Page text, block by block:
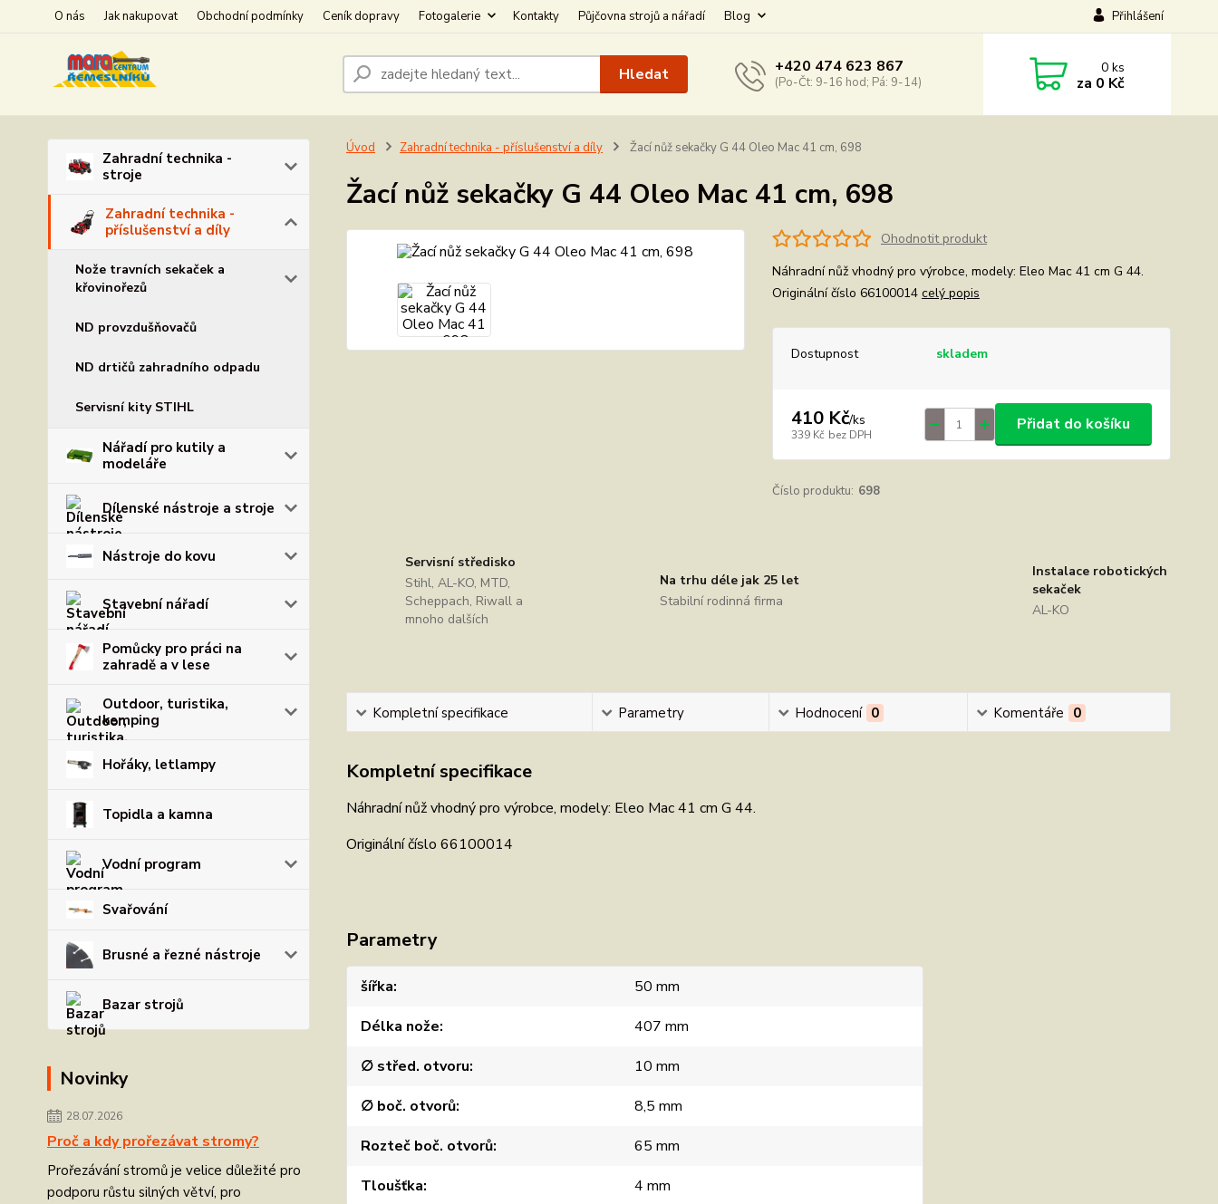
O nás Jak nakupovat Obchodní podmínky Ceník dopravy Fotogalerie Kontakty Půjčovna strojů a nářadí Blog Přihlášení
Hledat +420 474 623 867
(Po-Čt: 9-16 hod; Pá: 9-14)
0ks
za 0 Kč
Zahradní technika -
stroje
Zahradní technika -
příslušenství a díly
Nože travních sekaček a
křovinořezů
ND provzdušňovačů
ND drtičů zahradního odpadu
Servisní kity STIHL
Nářadí pro kutily a
modeláře
Dílenské nástroje a stroje
Nástroje do kovu
Stavební nářadí
Pomůcky pro práci na
zahradě a v lese
Outdoor, turistika,
kemping
Hořáky, letlampy
Topidla a kamna
Vodní program
Svařování
Brusné a řezné nástroje
Bazar strojů
Novinky
28.07.2026
Proč a kdy prořezávat stromy?
Prořezávání stromů je velice důležité pro
podporu růstu silných větví, pro
Úvod Zahradní technika - příslušenství a díly Žací nůž sekačky G 44 Oleo Mac 41 cm, 698
Žací nůž sekačky G 44 Oleo Mac 41 cm, 698
Ohodnotit produkt
Náhradní nůž vhodný pro výrobce, modely: Eleo Mac 41 cm G 44.
Originální číslo 66100014 celý popis
Dostupnost skladem
410 Kč/ks
339 Kč bez DPH
Přidat do košíku
Číslo produktu: 698
Servisní středisko
Stihl, AL-KO, MTD,
Scheppach, Riwall a
mnoho dalších
Na trhu déle jak 25 let
Stabilní rodinná firma
Instalace robotických
sekaček
AL-KO
Kompletní specifikace Parametry Hodnocení 0 Komentáře 0
Kompletní specifikace
Náhradní nůž vhodný pro výrobce, modely: Eleo Mac 41 cm G 44.
Originální číslo 66100014
Parametry
šířka
50 mm
Délka nože
407 mm
∅ střed. otvoru
10 mm
∅ boč. otvorů
8,5 mm
Rozteč boč. otvorů
65 mm
Tloušťka
4 mm